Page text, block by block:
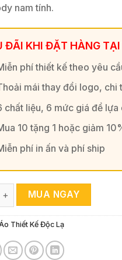
nam tính.
ĐÃI KHI ĐẶT HÀNG
phí thiết kế theo yêu
mái thay đổi logo, chi
chất liệu, 6 mức giá để lựa
10 tặng 1 hoặc giảm
phí in ấn và phí ship
Thiết Kế Rồng Đen Cá
MUA NGAY
Thiết Kế Độc Lạ